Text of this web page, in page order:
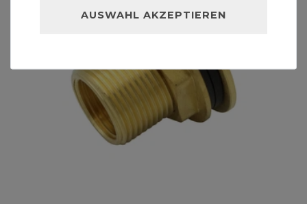
AUSWAHL AKZEPTIEREN